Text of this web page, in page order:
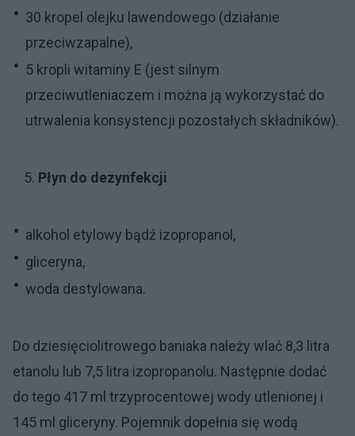
30 kropel olejku lawendowego (działanie
przeciwzapalne),
5 kropli witaminy E (jest silnym
przeciwutleniaczem i można ją wykorzystać do
utrwalenia konsystencji pozostałych składników).
Płyn do dezynfekcji
alkohol etylowy bądź izopropanol,
gliceryna,
woda destylowana.
Do dziesięciolitrowego baniaka należy wlać 8,3 litra
etanolu lub 7,5 litra izopropanolu. Następnie dodać
do tego 417 ml trzyprocentowej wody utlenionej i
145 ml gliceryny. Pojemnik dopełnia się wodą